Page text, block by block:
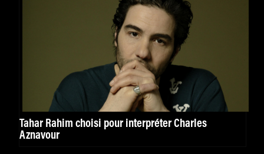
Tahar Rahim choisi pour interpréter Charles
Aznavour